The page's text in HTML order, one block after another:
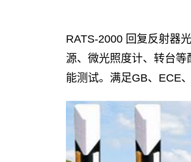
RATS-2000 回复反射器
源、微光照度计、转台
能测试。满足GB、ECE